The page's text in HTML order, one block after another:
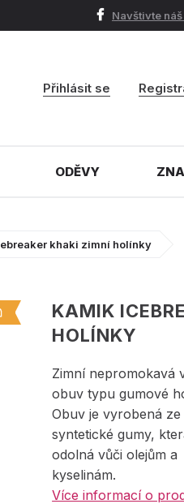
Navštivte
Přihlásit se
ODĚVY
khaki zimní holínky
KAMIK
HOLÍNKY
Zimní nepromokavá
obuv typu gumové
Obuv je vyrobená ze
syntetické gumy,
odolná vůči olejům a
kyselinám.
Více informací o